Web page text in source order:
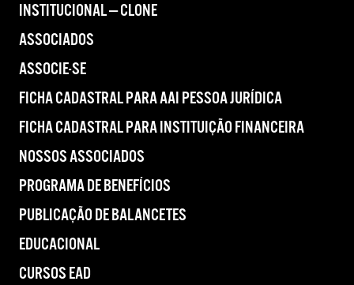
INSTITUCIONAL — CLONE
ASSOCIADOS
ASSOCIE-SE
FICHA CADASTRAL PARA AAI PESSOA JURÍDICA
FICHA CADASTRAL PARA INSTITUIÇÃO FINANCEIRA
NOSSOS ASSOCIADOS
PROGRAMA DE BENEFÍCIOS
PUBLICAÇÃO DE BALANCETES
EDUCACIONAL
CURSOS EAD